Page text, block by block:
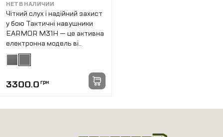
НЕТ В НАЛИЧИИ
Чіткий слух і надійний захист
у бою Тактичні навушники
EARMOR M31H — це активна
електронна модель ві..
3300.0 грн